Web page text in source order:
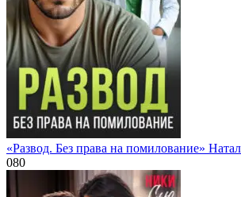
«Развод. Без права на помилование»
080